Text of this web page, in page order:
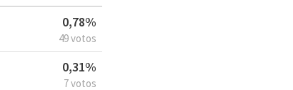
0,78%
49 votos
0,31%
7 votos